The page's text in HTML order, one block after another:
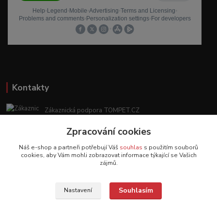
Kontakty
Zákaznická podpora TOMPET.CZ
(Po-Ne, 8-20 hod.)
obchod@tompet.cz
Zpracování cookies
Náš e-shop a partneři potřebují Váš souhlas s použitím souborů
cookies, aby Vám mohli zobrazovat informace týkající se Vašich
zájmů.
Nastavení Souhlasím